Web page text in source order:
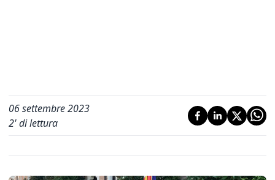
06 settembre 2023
2' di lettura